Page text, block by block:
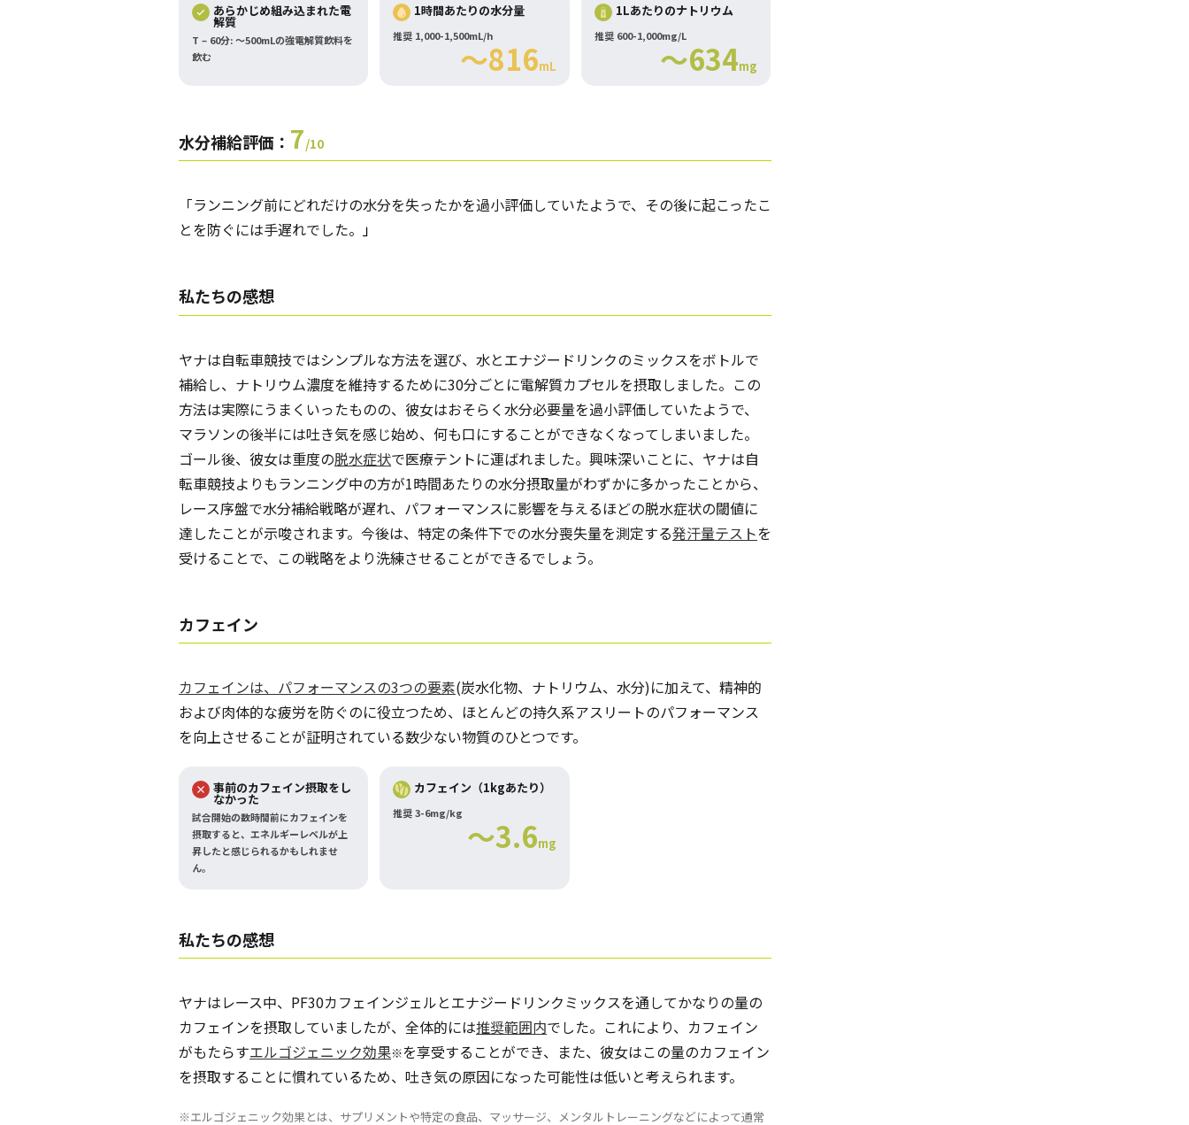
あらかじめ組み込まれた電
解質
T – 60分: ～500mLの強電解質飲料を
飲む
1時間あたりの水分量
推奨 1,000-1,500mL/h
～816mL
1Lあたりのナトリウム
推奨 600-1,000mg/L
～634mg
水分補給評価： 7/10
「ランニング前にどれだけの水分を失ったかを過小評価していたようで、その後に起こったこ
とを防ぐには手遅れでした。 」
私たちの感想
ヤナは自転車競技ではシンプルな方法を選び、水とエナジードリンクのミックスをボトルで
補給し、ナトリウム濃度を維持するために30分ごとに電解質カプセルを摂取しました。この
方法は実際にうまくいったものの、彼女はおそらく水分必要量を過小評価していたようで、
マラソンの後半には吐き気を感じ始め、何も口にすることができなくなってしまいました。
ゴール後、彼女は重度の脱水症状で医療テントに運ばれました。興味深いことに、ヤナは自
転車競技よりもランニング中の方が1時間あたりの水分摂取量がわずかに多かったことから、
レース序盤で水分補給戦略が遅れ、パフォーマンスに影響を与えるほどの脱水症状の閾値に
達したことが示唆されます。今後は、特定の条件下での水分喪失量を測定する発汗量テストを
受けることで、この戦略をより洗練させることができるでしょう。
カフェイン
カフェインは、パフォーマンスの3つの要素(炭水化物、ナトリウム、水分)に加えて、精神的
および肉体的な疲労を防ぐのに役立つため、ほとんどの持久系アスリートのパフォーマンス
を向上させることが証明されている数少ない物質のひとつです。
事前のカフェイン摂取をし
なかった
試合開始の数時間前にカフェインを
摂取すると、エネルギーレベルが上
昇したと感じられるかもしれませ
ん。
カフェイン（1kgあたり）
推奨 3-6mg/kg
～3.6mg
私たちの感想
ヤナはレース中、PF30カフェインジェルとエナジードリンクミックスを通してかなりの量の
カフェインを摂取していましたが、全体的には推奨範囲内でした。これにより、カフェイン
がもたらすエルゴジェニック効果※を享受することができ、また、彼女はこの量のカフェイン
を摂取することに慣れているため、吐き気の原因になった可能性は低いと考えられます。
※エルゴジェニック効果とは、サプリメントや特定の食品、マッサージ、メンタルトレーニングなどによって通常